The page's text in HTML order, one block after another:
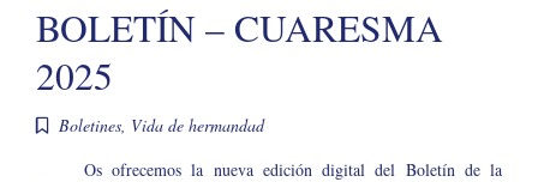
BOLETÍN – CUARESMA
2025
Boletines, Vida de hermandad
Os ofrecemos la nueva edición digital del Boletín de la